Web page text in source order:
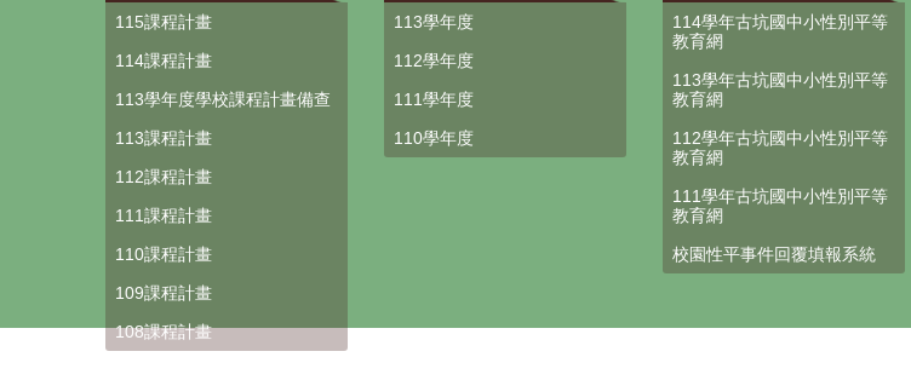
115課程計畫
114課程計畫
113學年度學校課程計畫備查
113課程計畫
112課程計畫
111課程計畫
110課程計畫
109課程計畫
108課程計畫
113學年度
112學年度
111學年度
110學年度
114學年古坑國中小性別平等
教育網
113學年古坑國中小性別平等
教育網
112學年古坑國中小性別平等
教育網
111學年古坑國中小性別平等
教育網
校園性平事件回覆填報系統